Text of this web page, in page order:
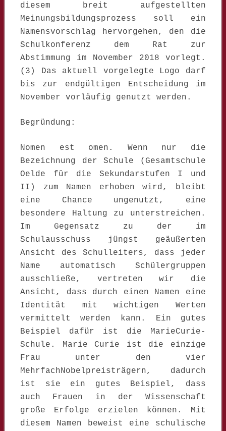
diesem breit aufgestellten
Meinungsbildungsprozess soll ein
Namensvorschlag hervorgehen, den die
Schulkonferenz dem Rat zur
Abstimmung im November 2018 vorlegt.
(3) Das aktuell vorgelegte Logo darf
bis zur endgültigen Entscheidung im
November vorläufig genutzt werden.
Begründung:
Nomen est omen. Wenn nur die
Bezeichnung der Schule (Gesamtschule
Oelde für die Sekundarstufen I und
II) zum Namen erhoben wird, bleibt
eine Chance ungenutzt, eine
besondere Haltung zu unterstreichen.
Im Gegensatz zu der im
Schulausschuss jüngst geäußerten
Ansicht des Schulleiters, dass jeder
Name automatisch Schülergruppen
ausschließe, vertreten wir die
Ansicht, dass durch einen Namen eine
Identität mit wichtigen Werten
vermittelt werden kann. Ein gutes
Beispiel dafür ist die MarieCurie-
Schule. Marie Curie ist die einzige
Frau unter den vier
MehrfachNobelpreisträgern, dadurch
ist sie ein gutes Beispiel, dass
auch Frauen in der Wissenschaft
große Erfolge erzielen können. Mit
diesem Namen beweist eine schulische